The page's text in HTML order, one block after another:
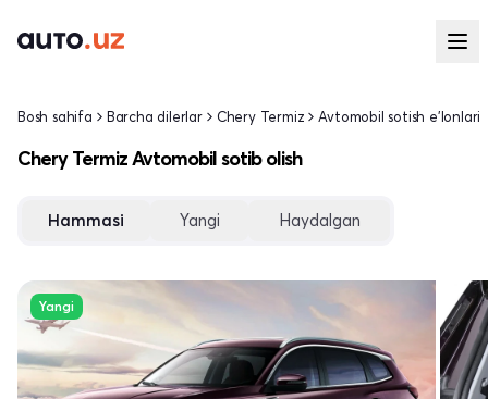
Bosh sahifa Barcha dilerlar Chery Termiz Avtomobil sotish e'lonlari
Chery Termiz Avtomobil sotib olish
Hammasi Yangi Haydalgan
Yangi